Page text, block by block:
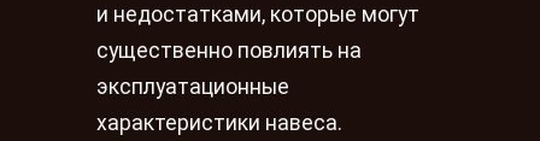
и недостатками, которые могут
существенно повлиять на
эксплуатационные
характеристики навеса.